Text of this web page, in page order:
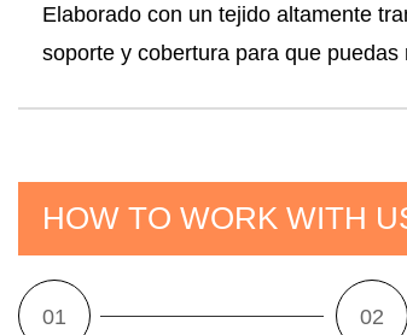
Elaborado con un tejido altamente
soporte y cobertura para que
HOW TO WORK WITH